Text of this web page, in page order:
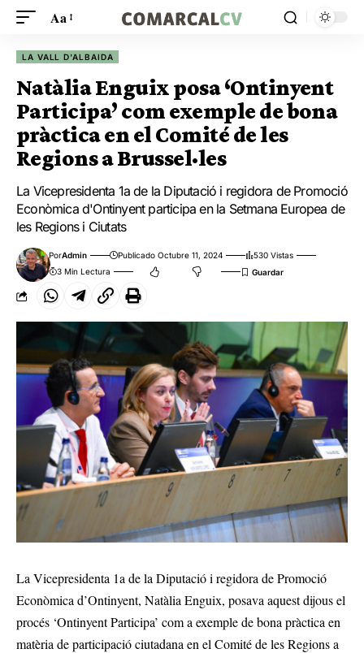
Aa
LA VALL D'ALBAIDA
Natàlia Enguix posa ‘Ontinyent
Participa’ com exemple de bona
pràctica en el Comité de les
Regions a Brussel·les
La Vicepresidenta 1a de la Diputació i regidora de Promoció
Econòmica d'Ontinyent participa en la Setmana Europea de
les Regions i Ciutats
PorAdmin Publicado Octubre 11, 2024
530 Vistas
3 Min Lectura
La Vicepresidenta 1a de la Diputació i regidora de Promoció
Econòmica d’Ontinyent, Natàlia Enguix, posava aquest dijous el
procés ‘Ontinyent Participa’ com a exemple de bona pràctica en
matèria de participació ciutadana en el Comité de les Regions a